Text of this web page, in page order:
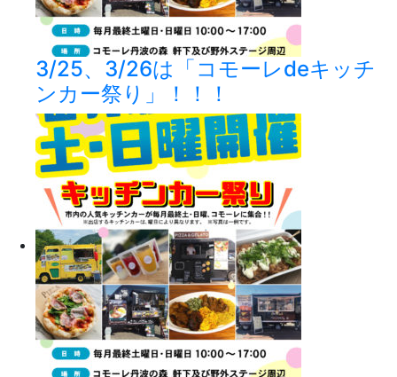
3/25、3/26は「コモーレdeキッチ
ンカー祭り」！！！